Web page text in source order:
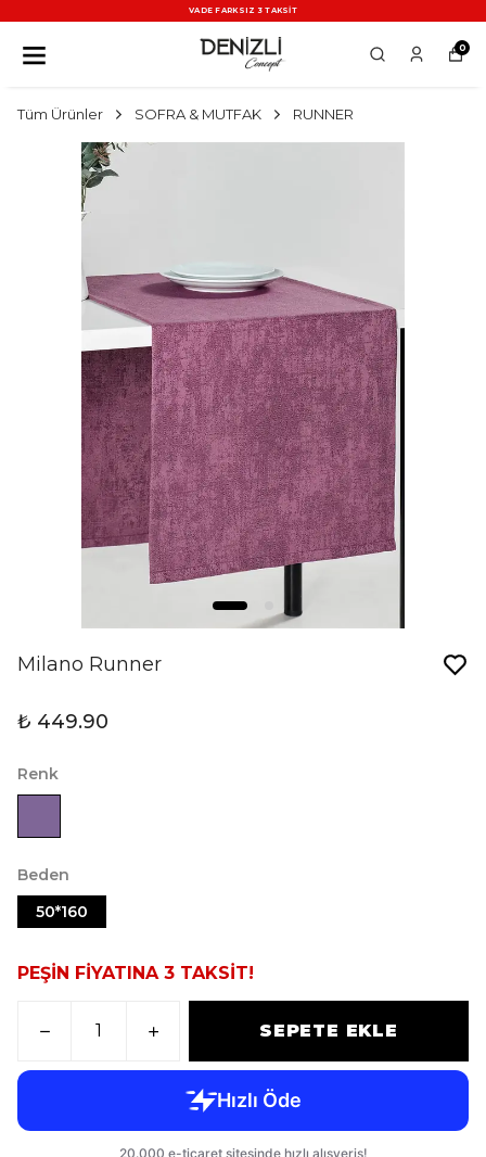
VADE FARKSIZ 3 TAKSİT
0
Tüm Ürünler SOFRA & MUTFAK RUNNER
Milano Runner
₺ 449.90
Renk
Beden
50*160
PEŞİN FİYATINA 3 TAKSİT!
SEPETE EKLE